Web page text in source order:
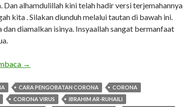
Dan alhamdulillah kini telah hadir versi terjemahannya
kita . Silakan diunduh melalui tautan di bawah ini.
dan diamalkan isinya. Insyaallah sangat bermanfaat
Pedoman syar’i pelindung diri dari wabah corona
→
CARA PENGOBATAN CORONA
CORONA
CORONA VIRUS
IBRAHIM AR-RUHAILI